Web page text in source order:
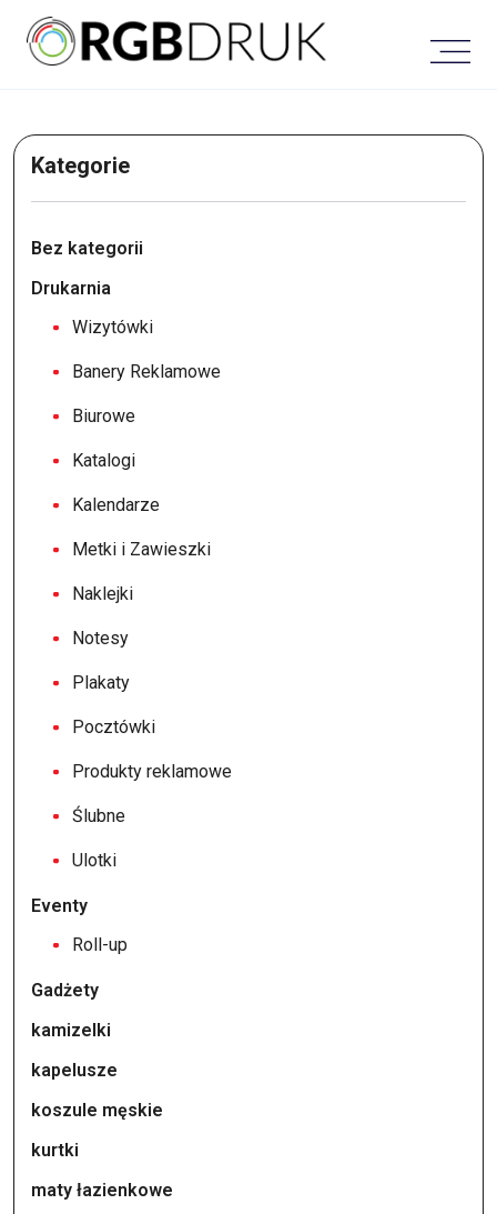
content
Kategorie
Bez kategorii
Drukarnia
Wizytówki
Banery Reklamowe
Biurowe
Katalogi
Kalendarze
Metki i Zawieszki
Naklejki
Notesy
Plakaty
Pocztówki
Produkty reklamowe
Ślubne
Ulotki
Eventy
Roll-up
Gadżety
kamizelki
kapelusze
koszule męskie
kurtki
maty łazienkowe